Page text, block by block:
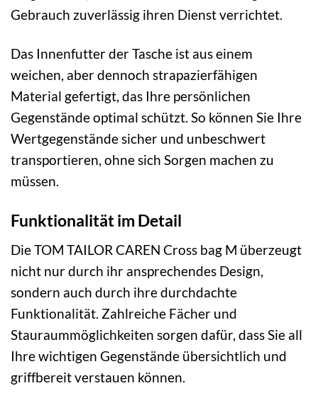
Gebrauch zuverlässig ihren Dienst verrichtet.
Das Innenfutter der Tasche ist aus einem
weichen, aber dennoch strapazierfähigen
Material gefertigt, das Ihre persönlichen
Gegenstände optimal schützt. So können Sie Ihre
Wertgegenstände sicher und unbeschwert
transportieren, ohne sich Sorgen machen zu
müssen.
Funktionalität im Detail
Die TOM TAILOR CAREN Cross bag M überzeugt
nicht nur durch ihr ansprechendes Design,
sondern auch durch ihre durchdachte
Funktionalität. Zahlreiche Fächer und
Stauraummöglichkeiten sorgen dafür, dass Sie all
Ihre wichtigen Gegenstände übersichtlich und
griffbereit verstauen können.